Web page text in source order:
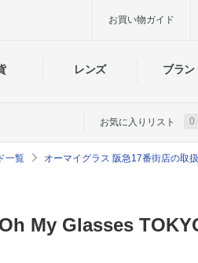
レンズ ブラン
お買い物ガイド
お気に入りリスト 0
一覧
オーマイグラス 阪急17番街店の取
My Glasses